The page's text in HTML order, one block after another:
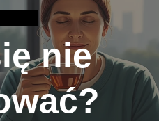
nie